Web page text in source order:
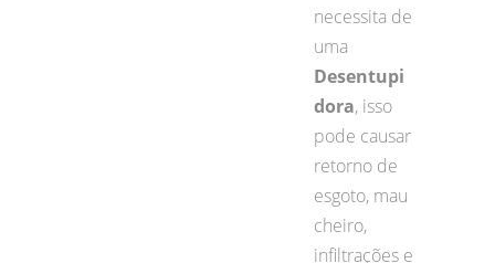
necessita de
uma
Desentupi
dora, isso
pode causar
retorno de
esgoto, mau
cheiro,
infiltrações e